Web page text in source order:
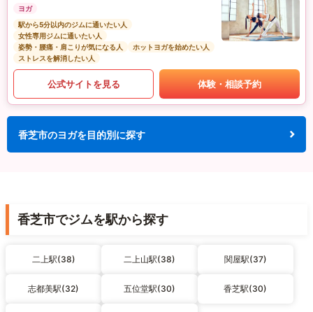
ヨガ
駅から5分以内のジムに通いたい人
女性専用ジムに通いたい人
姿勢・腰痛・肩こりが気になる人
ホットヨガを始めたい人
ストレスを解消したい人
公式サイトを見る 体験・相談予約
香芝市のヨガを目的別に探す
香芝市でジムを駅から探す
二上駅(38) 二上山駅(38) 関屋駅(37)
志都美駅(32) 五位堂駅(30) 香芝駅(30)